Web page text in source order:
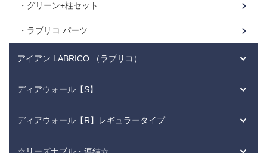
グリーン+柱セット
ラブリコ パーツ
アイアン LABRICO （ラブリコ）
ディアウォール【S】
ディアウォール【R】レギュラータイプ